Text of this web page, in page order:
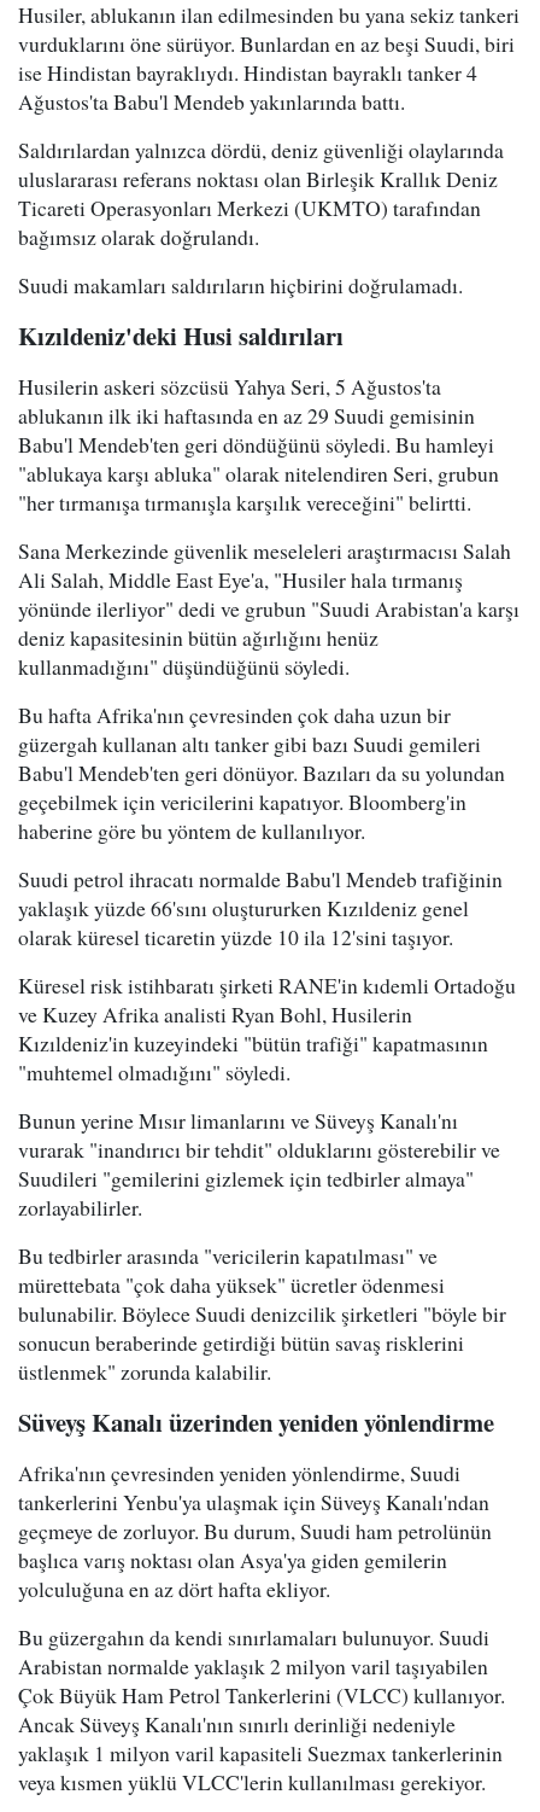
Husiler, ablukanın ilan edilmesinden bu yana sekiz tankeri
vurduklarını öne sürüyor. Bunlardan en az beşi Suudi, biri
ise Hindistan bayraklıydı. Hindistan bayraklı tanker 4
Ağustos'ta Babu'l Mendeb yakınlarında battı.
Saldırılardan yalnızca dördü, deniz güvenliği olaylarında
uluslararası referans noktası olan Birleşik Krallık Deniz
Ticareti Operasyonları Merkezi (UKMTO) tarafından
bağımsız olarak doğrulandı.
Suudi makamları saldırıların hiçbirini doğrulamadı.
Kızıldeniz'deki Husi saldırıları
Husilerin askeri sözcüsü Yahya Seri, 5 Ağustos'ta
ablukanın ilk iki haftasında en az 29 Suudi gemisinin
Babu'l Mendeb'ten geri döndüğünü söyledi. Bu hamleyi
"ablukaya karşı abluka" olarak nitelendiren Seri, grubun
"her tırmanışa tırmanışla karşılık vereceğini" belirtti.
Sana Merkezinde güvenlik meseleleri araştırmacısı Salah
Ali Salah, Middle East Eye'a, "Husiler hala tırmanış
yönünde ilerliyor" dedi ve grubun "Suudi Arabistan'a karşı
deniz kapasitesinin bütün ağırlığını henüz
kullanmadığını" düşündüğünü söyledi.
Bu hafta Afrika'nın çevresinden çok daha uzun bir
güzergah kullanan altı tanker gibi bazı Suudi gemileri
Babu'l Mendeb'ten geri dönüyor. Bazıları da su yolundan
geçebilmek için vericilerini kapatıyor. Bloomberg'in
haberine göre bu yöntem de kullanılıyor.
Suudi petrol ihracatı normalde Babu'l Mendeb trafiğinin
yaklaşık yüzde 66'sını oluştururken Kızıldeniz genel
olarak küresel ticaretin yüzde 10 ila 12'sini taşıyor.
Küresel risk istihbaratı şirketi RANE'in kıdemli Ortadoğu
ve Kuzey Afrika analisti Ryan Bohl, Husilerin
Kızıldeniz'in kuzeyindeki "bütün trafiği" kapatmasının
"muhtemel olmadığını" söyledi.
Bunun yerine Mısır limanlarını ve Süveyş Kanalı'nı
vurarak "inandırıcı bir tehdit" olduklarını gösterebilir ve
Suudileri "gemilerini gizlemek için tedbirler almaya"
zorlayabilirler.
Bu tedbirler arasında "vericilerin kapatılması" ve
mürettebata "çok daha yüksek" ücretler ödenmesi
bulunabilir. Böylece Suudi denizcilik şirketleri "böyle bir
sonucun beraberinde getirdiği bütün savaş risklerini
üstlenmek" zorunda kalabilir.
Süveyş Kanalı üzerinden yeniden yönlendirme
Afrika'nın çevresinden yeniden yönlendirme, Suudi
tankerlerini Yenbu'ya ulaşmak için Süveyş Kanalı'ndan
geçmeye de zorluyor. Bu durum, Suudi ham petrolünün
başlıca varış noktası olan Asya'ya giden gemilerin
yolculuğuna en az dört hafta ekliyor.
Bu güzergahın da kendi sınırlamaları bulunuyor. Suudi
Arabistan normalde yaklaşık 2 milyon varil taşıyabilen
Çok Büyük Ham Petrol Tankerlerini (VLCC) kullanıyor.
Ancak Süveyş Kanalı'nın sınırlı derinliği nedeniyle
yaklaşık 1 milyon varil kapasiteli Suezmax tankerlerinin
veya kısmen yüklü VLCC'lerin kullanılması gerekiyor.